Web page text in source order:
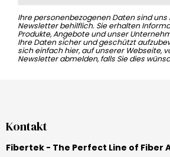
Ihre personenbezogenen Daten sind
Newsletter behilflich. Sie erhalten
Produkte, Angebote und unser
Ihre Daten sicher und geschützt
sich einfach hier, auf unserer Webseite,
Newsletter abmelden, falls Sie dies
Kontakt
Fibertek - The Perfect Line of Fiber